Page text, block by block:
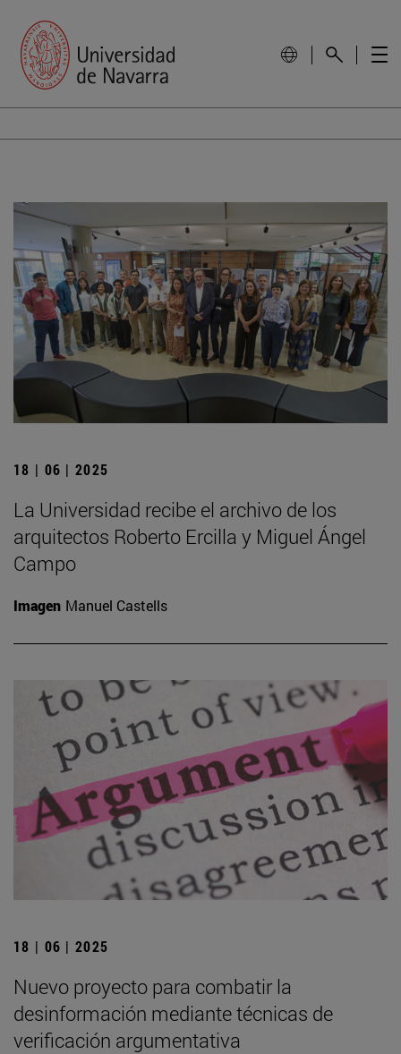
18 | 06 | 2025
La Universidad recibe el archivo de los
arquitectos Roberto Ercilla y Miguel Ángel
Campo
Imagen Manuel Castells
18 | 06 | 2025
Nuevo proyecto para combatir la
desinformación mediante técnicas de
verificación argumentativa